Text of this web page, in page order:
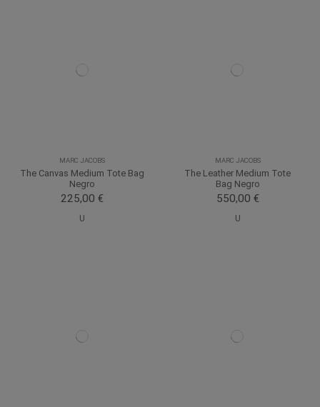
MARC JACOBS
The Canvas Medium Tote Bag
Negro
225,00 €
U
MARC JACOBS
The Leather Medium Tote
Bag Negro
550,00 €
U